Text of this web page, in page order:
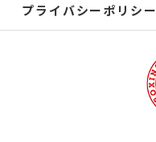
プライバシーポリシー